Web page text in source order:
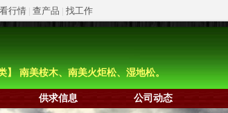
看行情 | 查产品 | 找工作
】 南美桉木、南美火炬松、湿地松。
供求信息 公司动态